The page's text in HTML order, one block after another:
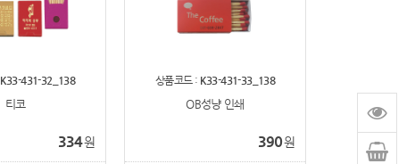
K33-431-32_138
티코
334원
상품코드 : K33-431-33_138
OB성냥 인쇄
390원